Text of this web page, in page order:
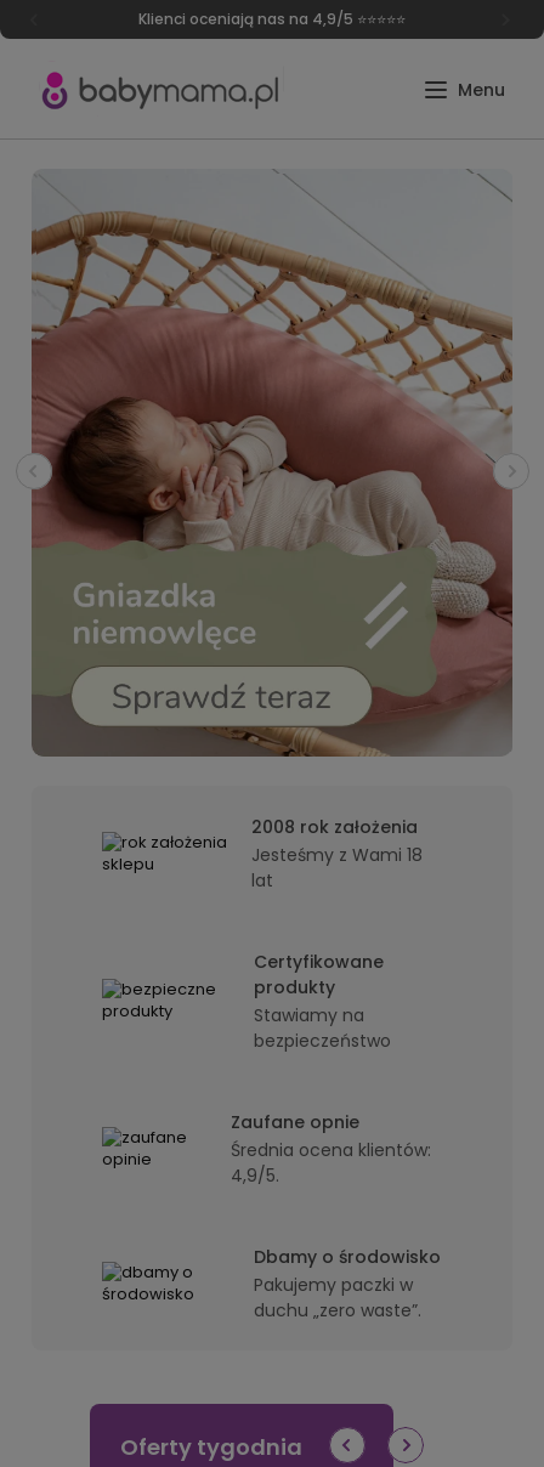
Darmowa dostawa od 249 zł
2008 rok założenia
Jesteśmy z Wami 18
lat
Certyfikowane
produkty
Stawiamy na
bezpieczeństwo
Zaufane opnie
Średnia ocena klientów:
4,9/5.
Dbamy o środowisko
Pakujemy paczki w
duchu „zero waste”.
Oferty tygodnia